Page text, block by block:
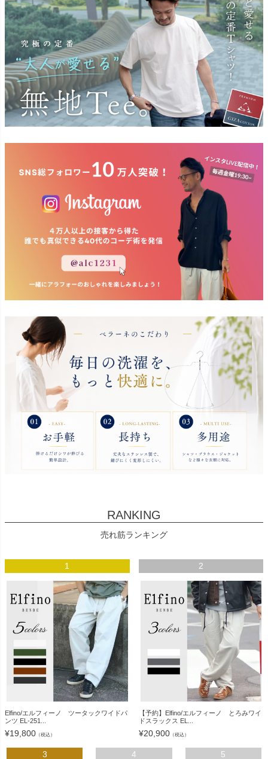
RANKING
売れ筋ランキング
1
Elfino/エルフィーノ ツータックワイドパ
ンツ EL-251...
¥19,800 （税込）
2
【予約】Elfino/エルフィーノ とろみワイ
ドスラックス EL...
¥20,900（税込）
3 4 5